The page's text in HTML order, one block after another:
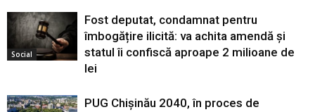
Social
Fost deputat, condamnat pentru
îmbogățire ilicită: va achita amendă și
statul îi confiscă aproape 2 milioane de
lei
PUG Chișinău 2040, în proces de